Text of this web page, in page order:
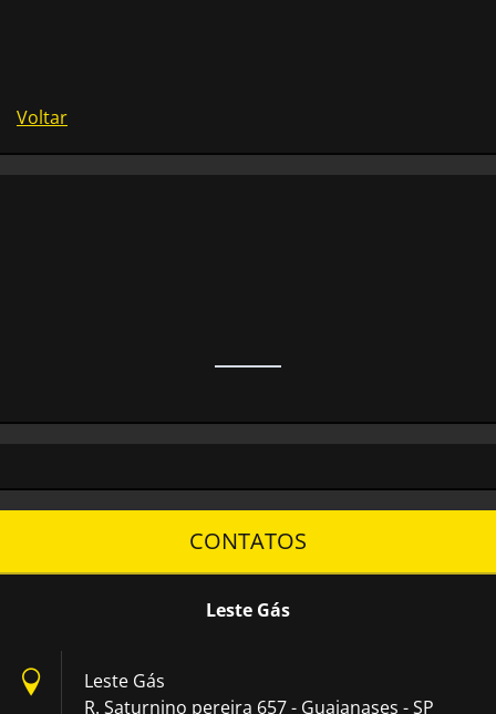
Voltar
CONTATOS
Leste Gás
Leste Gás
R. Saturnino pereira 657 - Guaianases - SP